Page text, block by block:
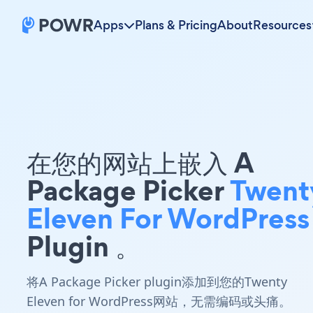
Apps Plans & PricingAboutResources
在您的网站上嵌入 A
Package Picker
Eleven For WordPress
Plugin 。
将A Package Picker plugin添加到您的Twenty
Eleven for WordPress网站，无需编码或头痛。